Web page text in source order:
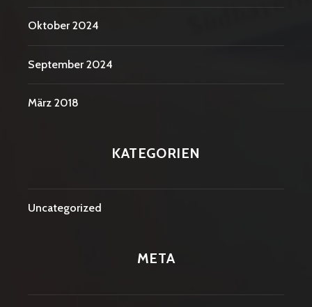
Oktober 2024
September 2024
März 2018
KATEGORIEN
Uncategorized
META